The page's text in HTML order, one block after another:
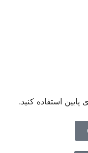
استفاده کنید.